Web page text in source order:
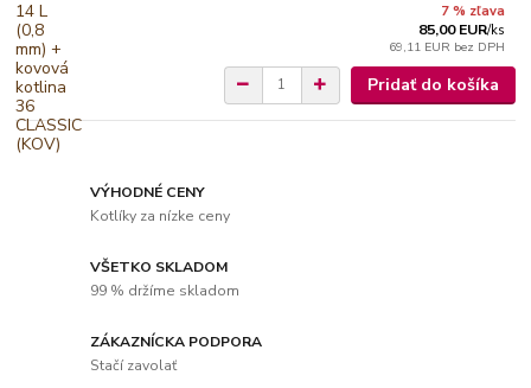
7 % zľava
85,00 EUR/ks
69,11 EUR bez DPH
Pridať do košíka
VÝHODNÉ CENY
Kotlíky za nízke ceny
VŠETKO SKLADOM
99 % držíme skladom
ZÁKAZNÍCKA PODPORA
Stačí zavolať